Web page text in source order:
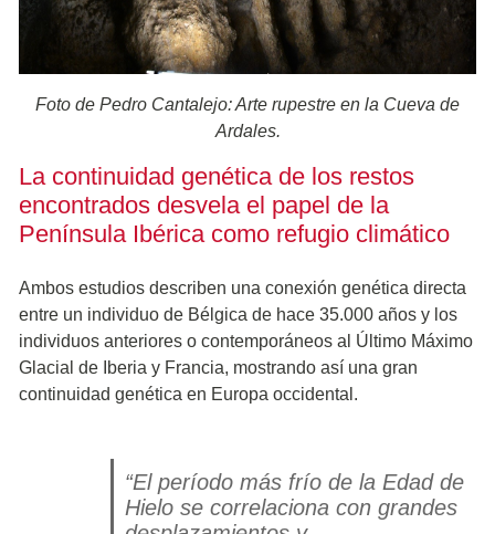
Foto de Pedro Cantalejo: Arte rupestre en la Cueva de
Ardales.
La continuidad genética de los restos
encontrados desvela el papel de la
Península Ibérica como refugio climático
Ambos estudios describen una conexión genética directa
entre un individuo de Bélgica de hace 35.000 años y los
individuos anteriores o contemporáneos al Último Máximo
Glacial de Iberia y Francia, mostrando así una gran
continuidad genética en Europa occidental.
“El período más frío de la Edad de
Hielo se correlaciona con grandes